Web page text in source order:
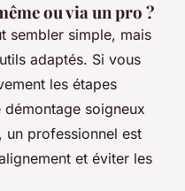
ou via un pro ?
sembler simple, mais
adaptés. Si vous
les étapes
soigneux
un professionnel est
et éviter les